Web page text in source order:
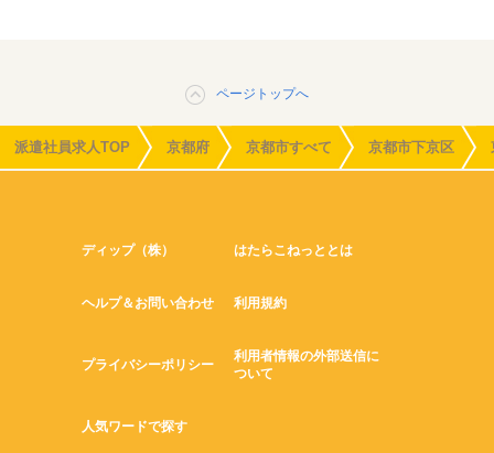
ページトップへ
派遣社員求人TOP 京都府 京都市すべて 京都市下京区
ディップ（株） はたらこねっととは
ヘルプ＆お問い合わせ 利用規約
プライバシーポリシー
利用者情報の外部送信に
ついて
人気ワードで探す